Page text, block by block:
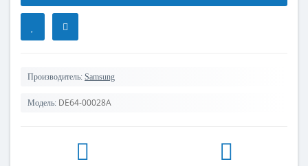
Производитель: Samsung
Модель: DE64-00028A